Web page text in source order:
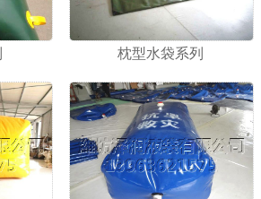
枕型水袋系列